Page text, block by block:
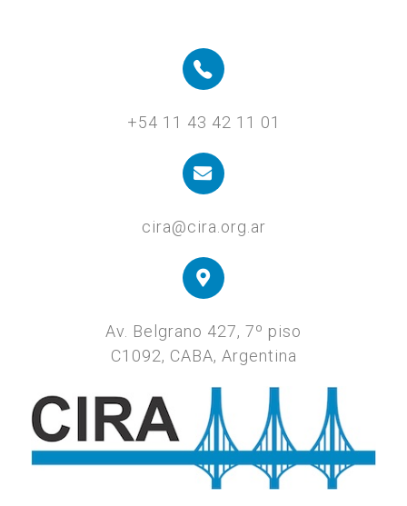
+54 11 43 42 11 01
cira@cira.org.ar
Av. Belgrano 427, 7º piso
C1092, CABA, Argentina